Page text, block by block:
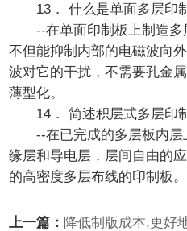
13． 什么是单面多层印
--在单面印制板上制造多
不但能抑制内部的电磁波向
波对它的干扰，不需要孔金
薄型化。
14． 简述积层式多层印
--在已完成的多层板内层
缘层和导电层，层间自由的
的高密度多层布线的印制板。
上一篇： 降低制版成本,更好